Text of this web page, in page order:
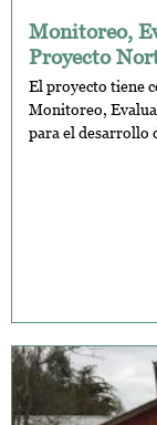
Monitoreo,
Proyecto
El proyecto tiene
Monitoreo,
para el desarrollo